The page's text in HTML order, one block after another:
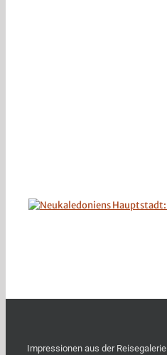
Impressionen aus der Reisegalerie